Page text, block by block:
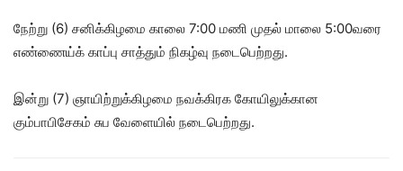
நேற்று (6) சனிக்கிழமை காலை 7:00 மணி முதல் மாலை 5:00வரை
எண்ணைய்க் காப்பு சாத்தும் நிகழ்வு நடைபெற்றது.
இன்று (7) ஞாயிற்றுக்கிழமை நவக்கிரக கோயிலுக்கான
கும்பாபிசேகம் சுப வேளையில் நடைபெற்றது.